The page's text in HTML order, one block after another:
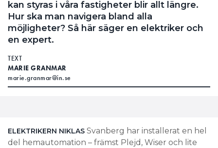
kan styras i våra fastigheter blir allt längre.
Hur ska man navigera bland alla
möjligheter? Så här säger en elektriker och
en expert.
TEXT
MARIE GRANMAR
marie.granmar@in.se
ELEKTRIKERN NIKLAS Svanberg har installerat en hel
del hemautomation – främst Plejd, Wiser och lite